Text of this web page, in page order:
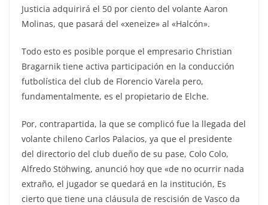
Justicia adquirirá el 50 por ciento del volante Aaron
Molinas, que pasará del «xeneize» al «Halcón».
Todo esto es posible porque el empresario Christian
Bragarnik tiene activa participación en la conducción
futbolística del club de Florencio Varela pero,
fundamentalmente, es el propietario de Elche.
Por, contrapartida, la que se complicó fue la llegada del
volante chileno Carlos Palacios, ya que el presidente
del directorio del club dueño de su pase, Colo Colo,
Alfredo Stöhwing, anunció hoy que «de no ocurrir nada
extraño, el jugador se quedará en la institución, Es
cierto que tiene una cláusula de rescisión de Vasco da